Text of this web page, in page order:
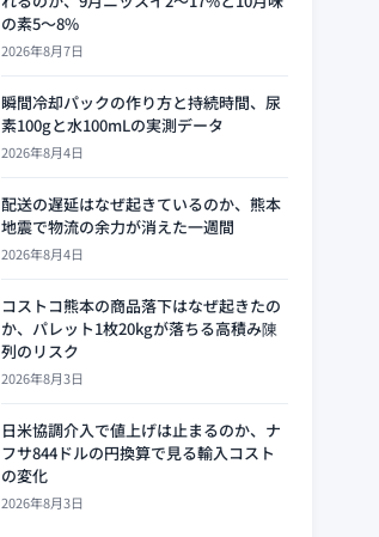
の素5〜8%
2026年8月7日
瞬間冷却パックの作り方と持続時間、尿
素100gと水100mLの実測データ
2026年8月4日
配送の遅延はなぜ起きているのか、熊本
地震で物流の余力が消えた一週間
2026年8月4日
コストコ熊本の商品落下はなぜ起きたの
か、パレット1枚20kgが落ちる高積み陳
列のリスク
2026年8月3日
日米協調介入で値上げは止まるのか、ナ
フサ844ドルの円換算で見る輸入コスト
の変化
2026年8月3日